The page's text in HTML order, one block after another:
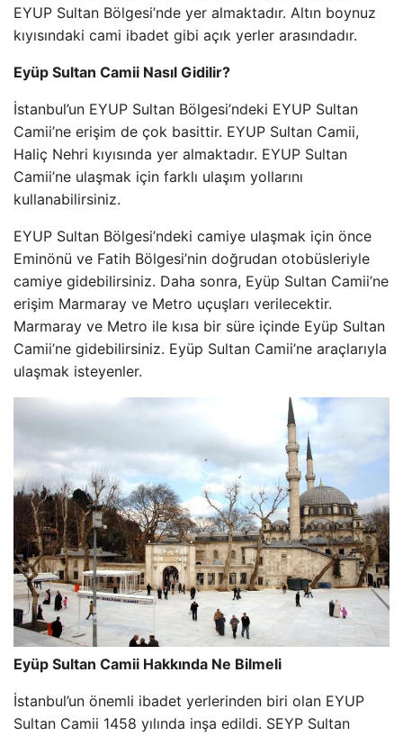
EYUP Sultan Bölgesi’nde yer almaktadır. Altın boynuz
kıyısındaki cami ibadet gibi açık yerler arasındadır.
Eyüp Sultan Camii Nasıl Gidilir?
İstanbul’un EYUP Sultan Bölgesi’ndeki EYUP Sultan
Camii’ne erişim de çok basittir. EYUP Sultan Camii,
Haliç Nehri kıyısında yer almaktadır. EYUP Sultan
Camii’ne ulaşmak için farklı ulaşım yollarını
kullanabilirsiniz.
EYUP Sultan Bölgesi’ndeki camiye ulaşmak için önce
Eminönü ve Fatih Bölgesi’nin doğrudan otobüsleriyle
camiye gidebilirsiniz. Daha sonra, Eyüp Sultan Camii’ne
erişim Marmaray ve Metro uçuşları verilecektir.
Marmaray ve Metro ile kısa bir süre içinde Eyüp Sultan
Camii’ne gidebilirsiniz. Eyüp Sultan Camii’ne araçlarıyla
ulaşmak isteyenler.
Eyüp Sultan Camii Hakkında Ne Bilmeli
İstanbul’un önemli ibadet yerlerinden biri olan EYUP
Sultan Camii 1458 yılında inşa edildi. SEYP Sultan